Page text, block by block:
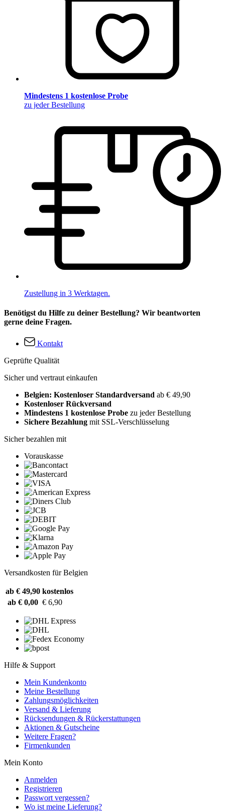
Mindestens 1 kostenlose Probe
zu jeder Bestellung
Zustellung in 3 Werktagen.
Benötigst du Hilfe zu deiner Bestellung? Wir beantworten
gerne deine Fragen.
Kontakt
Geprüfte Qualität
Sicher und vertraut einkaufen
Belgien: Kostenloser Standardversand ab € 49,90
Kostenloser Rückversand
Mindestens 1 kostenlose Probe zu jeder Bestellung
Sichere Bezahlung mit SSL-Verschlüsselung
Sicher bezahlen mit
Vorauskasse
Versandkosten für Belgien
ab € 49,90 kostenlos
ab € 0,00 € 6,90
Hilfe & Support
Mein Kundenkonto
Meine Bestellung
Zahlungsmöglichkeiten
Versand & Lieferung
Rücksendungen & Rückerstattungen
Aktionen & Gutscheine
Weitere Fragen?
Firmenkunden
Mein Konto
Anmelden
Registrieren
Passwort vergessen?
Wo ist meine Lieferung?